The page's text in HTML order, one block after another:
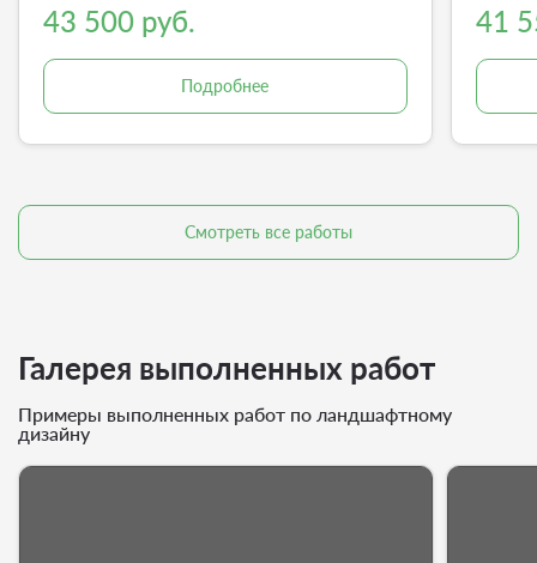
43 500 руб.
Подробнее
41
Смотреть все работы
Галерея выполненных работ
Примеры выполненных работ по ландшафтному
дизайну